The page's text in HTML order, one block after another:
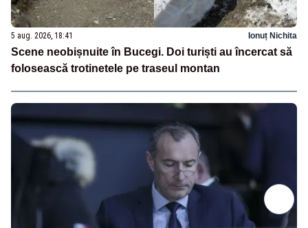
5 aug. 2026, 18:41 Ionuț Nichita
Scene neobișnuite în Bucegi. Doi turiști au încercat să
folosească trotinetele pe traseul montan